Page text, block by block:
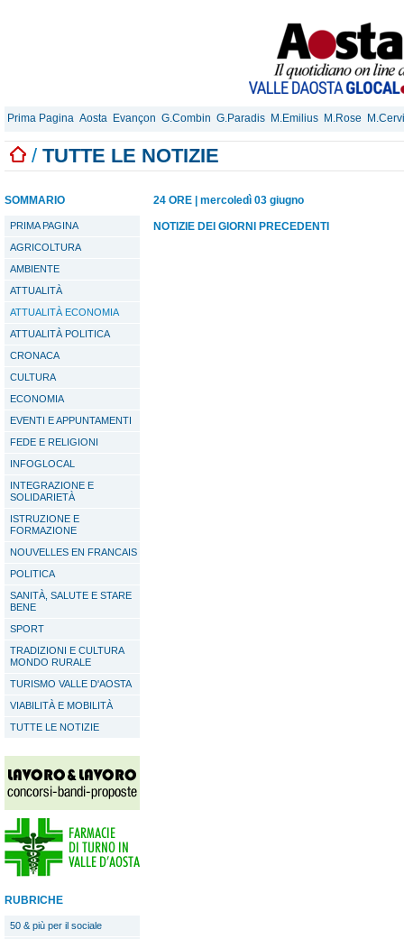
Prima Pagina Aosta Evançon G.Combin G.Paradis M.Emilius M.Rose
/ TUTTE LE NOTIZIE
SOMMARIO
PRIMA PAGINA
AGRICOLTURA
AMBIENTE
ATTUALITÀ
ATTUALITÀ ECONOMIA
ATTUALITÀ POLITICA
CRONACA
CULTURA
ECONOMIA
EVENTI E APPUNTAMENTI
FEDE E RELIGIONI
INFOGLOCAL
INTEGRAZIONE E
SOLIDARIETÀ
ISTRUZIONE E
FORMAZIONE
NOUVELLES EN FRANCAIS
POLITICA
SANITÀ, SALUTE E STARE
BENE
SPORT
TRADIZIONI E CULTURA
MONDO RURALE
TURISMO VALLE D'AOSTA
VIABILITÀ E MOBILITÀ
TUTTE LE NOTIZIE
RUBRICHE
50 & più per il sociale
24 ORE mercoledì 03 giugno
NOTIZIE DEI GIORNI PRECEDENTI